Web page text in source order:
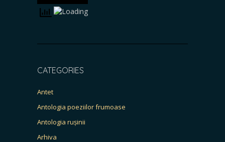
CATEGORIES
Antet
Antologia poeziilor frumoase
Antologia rușinii
Arhiva